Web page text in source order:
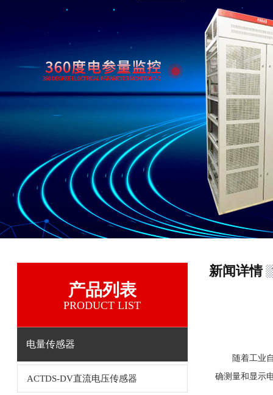
产品列表
PRODUCT LIST
电量传感器
ACTDS-DV直流电压传感器
新闻详情
随着工业自
确测量和显示